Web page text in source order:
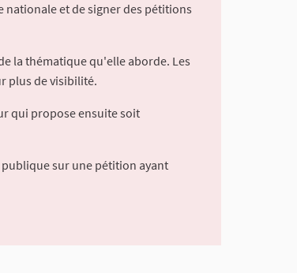
nationale et de signer des pétitions
la thématique qu'elle aborde. Les
plus de visibilité.
qui propose ensuite soit
sur une pétition ayant